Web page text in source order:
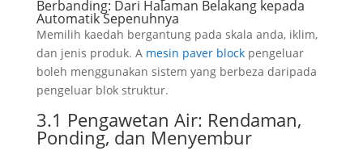
Berbanding: Dari Halaman Belakang kepada
Automatik Sepenuhnya
Memilih kaedah bergantung pada skala anda, iklim,
dan jenis produk. A mesin paver block pengeluar
boleh menggunakan sistem yang berbeza daripada
pengeluar blok struktur.
3.1 Pengawetan Air: Rendaman,
Ponding, dan Menyembur